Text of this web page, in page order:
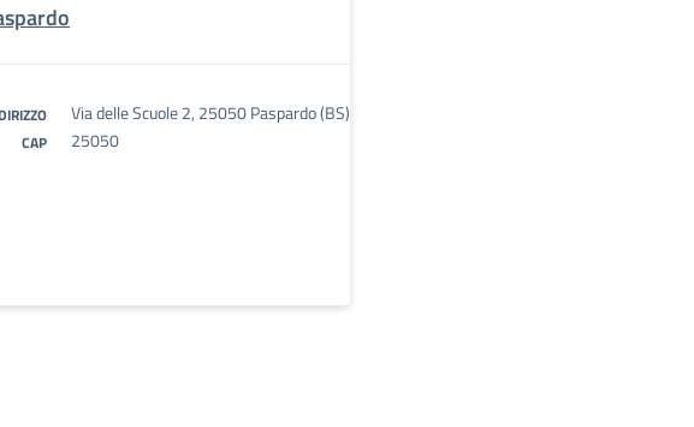
Via delle Scuole 2, 25050 Paspardo (BS)
CAP 25050